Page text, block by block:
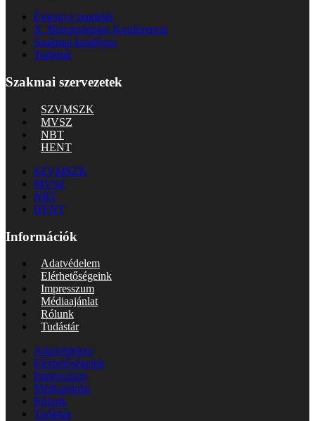
Évkönyv rendelés
X. Biztonságpiac Konferencia
Szakmai katalógus
Tudástár
Szakmai szervezetek
SZVMSZK
MVSZ
NBT
HENT
SZVMSZK
MVSZ
NBT
HENT
Információk
Adatvédelem
Elérhetőségeink
Impresszum
Médiaajánlat
Rólunk
Tudástár
Adatvédelem
Elérhetőségeink
Impresszum
Médiaajánlat
Rólunk
Tudástár